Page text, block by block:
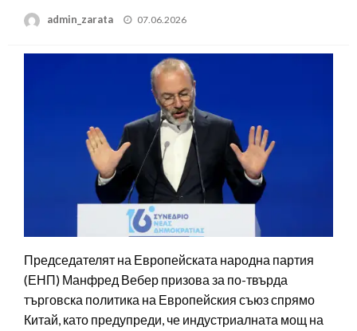
admin_zarata
Posted
07.06.2026
Председателят на Европейската народна партия
(ЕНП) Манфред Вебер призова за по-твърда
търговска политика на Европейския съюз спрямо
Китай, като предупреди, че индустриалната мощ на